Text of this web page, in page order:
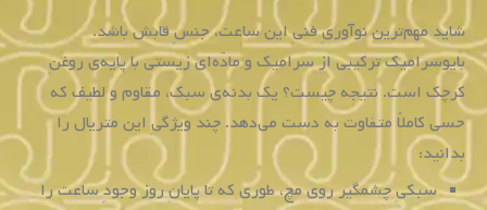
شاید مهم‌ترین نوآوریِ فنیِ این ساعت، جنسِ قابش باشد.
بایوسرامیک ترکیبی از سرامیک و مادّه‌ای زیستی با پایه‌ی روغنِ
کرچک است. نتیجه چیست؟ یک بدنه‌ی سبک، مقاوم و لطیف که
حسی کاملاً متفاوت به دست می‌دهد. چند ویژگیِ این متریال را
بدانید:
سبکیِ چشمگیر روی مچ، طوری که تا پایانِ روز وجودِ ساعت را